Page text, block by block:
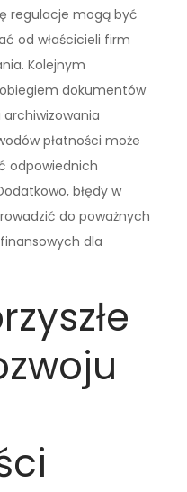
regulacje mogą być
od właścicieli firm
Kolejnym
dokumentów
płatności może
odpowiednich
błędy w
do poważnych
dla